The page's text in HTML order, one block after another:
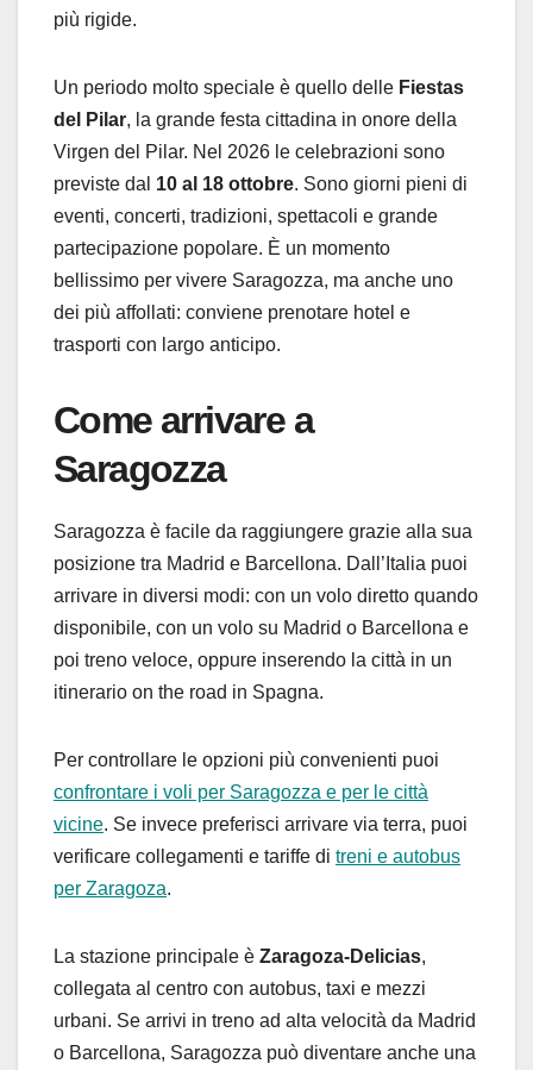
più rigide.
Un periodo molto speciale è quello delle Fiestas
del Pilar, la grande festa cittadina in onore della
Virgen del Pilar. Nel 2026 le celebrazioni sono
previste dal 10 al 18 ottobre. Sono giorni pieni di
eventi, concerti, tradizioni, spettacoli e grande
partecipazione popolare. È un momento
bellissimo per vivere Saragozza, ma anche uno
dei più affollati: conviene prenotare hotel e
trasporti con largo anticipo.
Come arrivare a
Saragozza
Saragozza è facile da raggiungere grazie alla sua
posizione tra Madrid e Barcellona. Dall’Italia puoi
arrivare in diversi modi: con un volo diretto quando
disponibile, con un volo su Madrid o Barcellona e
poi treno veloce, oppure inserendo la città in un
itinerario on the road in Spagna.
Per controllare le opzioni più convenienti puoi
confrontare i voli per Saragozza e per le città
vicine. Se invece preferisci arrivare via terra, puoi
verificare collegamenti e tariffe di treni e autobus
per Zaragoza.
La stazione principale è Zaragoza-Delicias,
collegata al centro con autobus, taxi e mezzi
urbani. Se arrivi in treno ad alta velocità da Madrid
o Barcellona, Saragozza può diventare anche una